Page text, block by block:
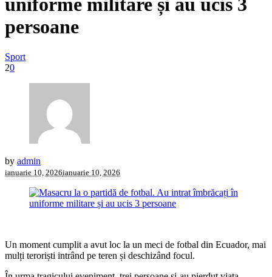
uniforme militare și au ucis 3
persoane
Sport
20
by admin
ianuarie 10, 2026ianuarie 10, 2026
Un moment cumplit a avut loc la un meci de fotbal din Ecuador, mai
mulți teroriști intrând pe teren și deschizând focul.